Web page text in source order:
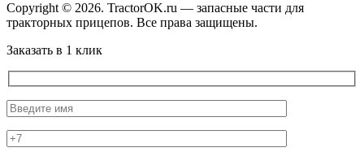
Copyright © 2026. TractorOK.ru — запасные части для
тракторных прицепов. Все права защищены.
Заказать в 1 клик